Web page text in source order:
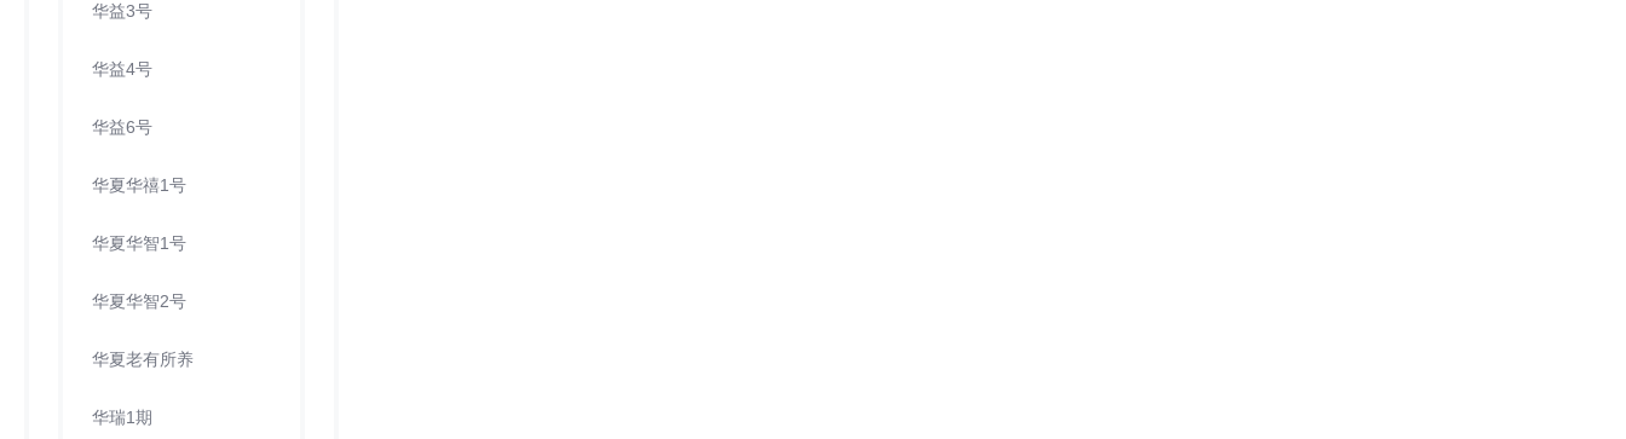
华益3号
华益4号
华益6号
华夏华禧1号
华夏华智1号
华夏华智2号
华夏老有所养
华瑞1期